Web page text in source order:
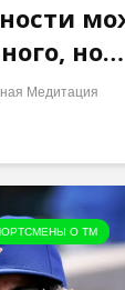
но…
Медитация
О ТМ